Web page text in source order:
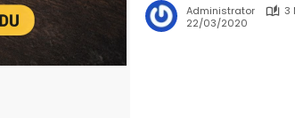
Administrator
3
22/03/2020